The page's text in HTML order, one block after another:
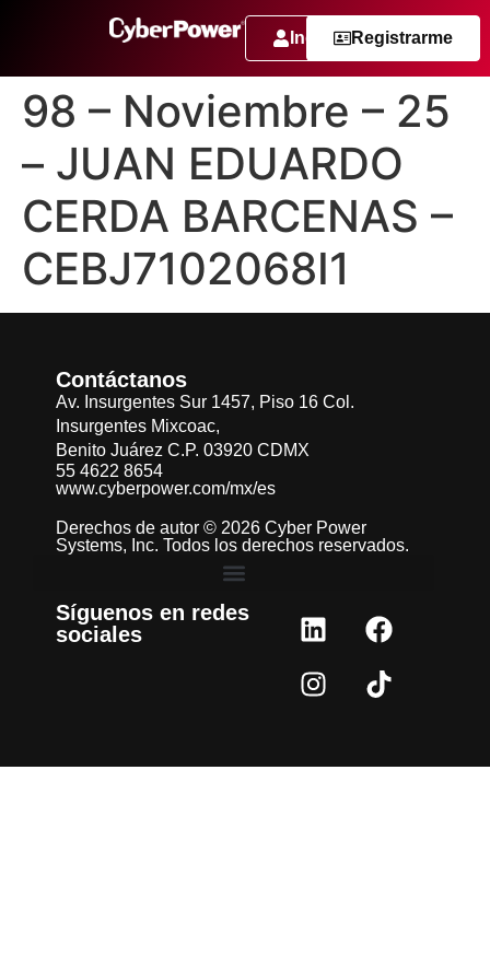
IngresarRegistrarme
98 – Noviembre – 25
– JUAN EDUARDO
CERDA BARCENAS –
CEBJ7102068I1
Contáctanos
Av. Insurgentes Sur 1457, Piso 16 Col.
Insurgentes Mixcoac,
Benito Juárez C.P. 03920 CDMX
55 4622 8654
www.cyberpower.com/mx/es
Derechos de autor © 2026 Cyber Power
Systems, Inc. Todos los derechos reservados.
Síguenos en redes
sociales